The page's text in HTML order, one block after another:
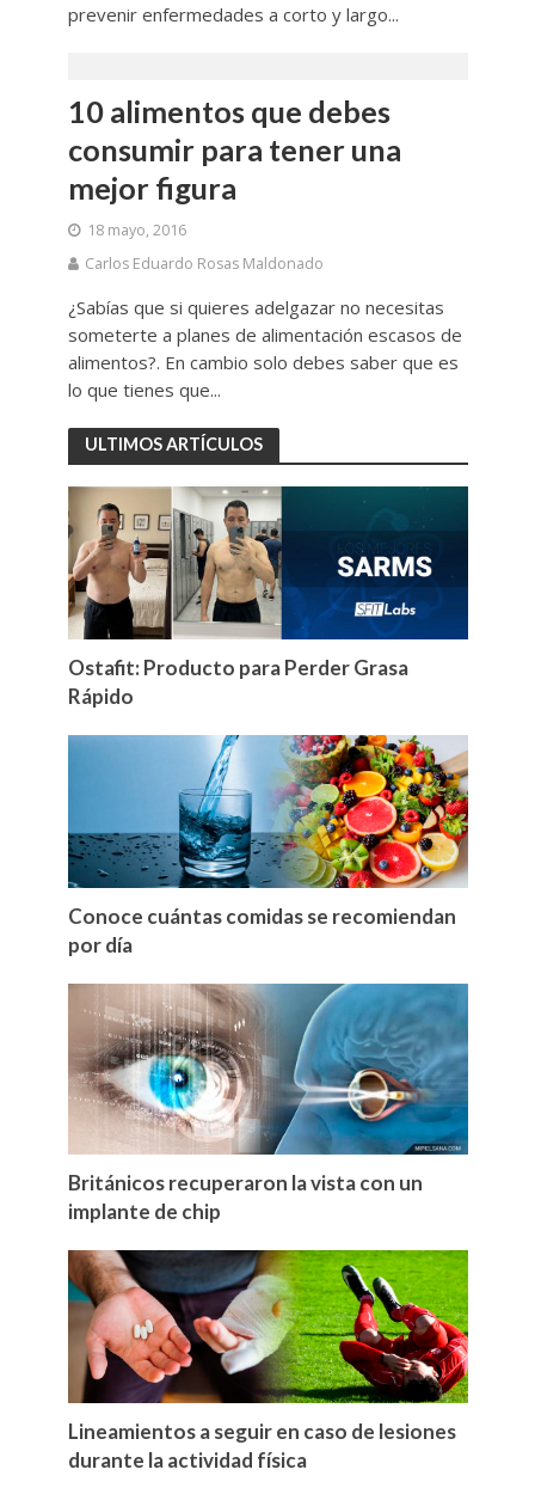
prevenir enfermedades a corto y largo...
10 alimentos que debes
consumir para tener una
mejor figura
18 mayo, 2016
Carlos Eduardo Rosas Maldonado
¿Sabías que si quieres adelgazar no necesitas
someterte a planes de alimentación escasos de
alimentos?. En cambio solo debes saber que es
lo que tienes que...
ULTIMOS ARTÍCULOS
Ostafit: Producto para Perder Grasa
Rápido
Conoce cuántas comidas se recomiendan
por día
Británicos recuperaron la vista con un
implante de chip
Lineamientos a seguir en caso de lesiones
durante la actividad física